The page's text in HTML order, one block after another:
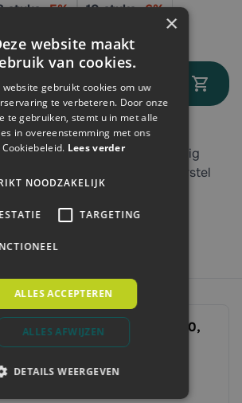
stuks-5%
10stuks-6%
In winkelwagen
van het merk Suevia
dat dieren zichzelf eenvoudig
tegen eventuele jeuk. Deze borstel
als in groepshokken
De veeborstel met korte
voor kalveren en paarden.
- Bestel voor dinsdag 14:00,
op ’t erf
vanaf 250 euro
×
website maakt
van cookies.
website gebruikt cookies om uw
te verbeteren. Door onze
te gebruiken, stemt u in met alle
in overeenstemming met ons
Cookiebeleid. Lees verder
NOODZAKELIJK
TARGETING
ALLES ACCEPTEREN
ALLES AFWIJZEN
DETAILS WEERGEVEN